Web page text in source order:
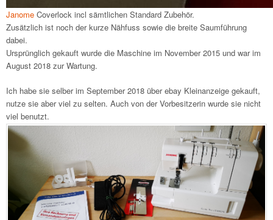
Janome Coverlock incl sämtlichen Standard Zubehör.
Zusätzlich ist noch der kurze Nähfuss sowie die breite Saumführung
dabei.
Ursprünglich gekauft wurde die Maschine im November 2015 und war im
August 2018 zur Wartung.
Ich habe sie selber im September 2018 über ebay Kleinanzeige gekauft,
nutze sie aber viel zu selten. Auch von der Vorbesitzerin wurde sie nicht
viel benutzt.